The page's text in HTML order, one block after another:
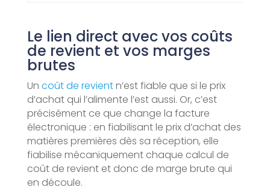
Le lien direct avec vos coûts
de revient et vos marges
brutes
Un coût de revientn’est fiable que si le prix
d’achat qui l’alimente l’est aussi. Or, c’est
précisément ce que change la facture
électronique : en fiabilisant le prix d’achat des
matières premières dès sa réception, elle
fiabilise mécaniquement chaque calcul de
coût de revient et donc de marge brute qui
en découle.